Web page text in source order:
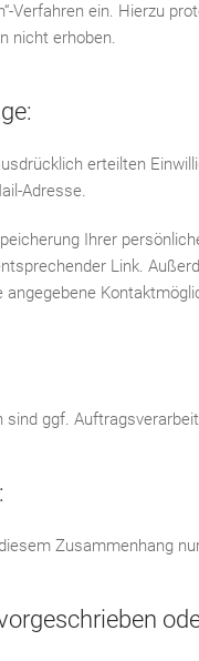
Verfahren ein. Hierzu
nicht erhoben.
erteilten
Adresse.
Ihrer
Link.
angegebene
sind ggf.
Zusammenhang